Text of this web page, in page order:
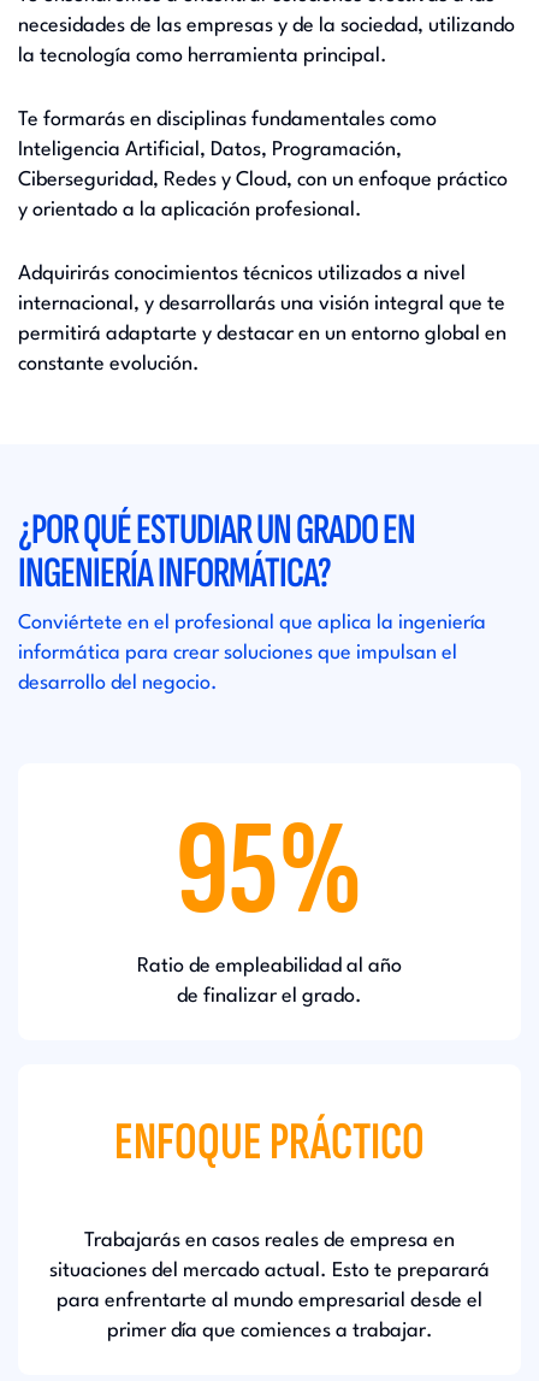
necesidades de las empresas y de la sociedad, utilizando
la tecnología como herramienta principal.
Te formarás en disciplinas fundamentales como
Inteligencia Artificial, Datos, Programación,
Ciberseguridad, Redes y Cloud, con un enfoque práctico
y orientado a la aplicación profesional.
Adquirirás conocimientos técnicos utilizados a nivel
internacional, y desarrollarás una visión integral que te
permitirá adaptarte y destacar en un entorno global en
constante evolución.​
¿POR QUÉ ESTUDIAR UN GRADO EN
INGENIERÍA INFORMÁTICA?
Conviértete en el profesional que aplica la ingeniería
informática para crear soluciones que impulsan el
desarrollo del negocio.
95%
Ratio de empleabilidad al año
de finalizar el grado.
ENFOQUE PRÁCTICO
Trabajarás en casos reales de empresa en
situaciones del mercado actual. Esto te preparará
para enfrentarte al mundo empresarial desde el
primer día que comiences a trabajar.